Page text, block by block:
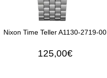
Nixon Time Teller A1130-2719-00
125,00€